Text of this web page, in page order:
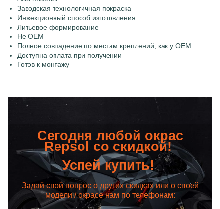
Заводская технологичная покраска
Инжекционный способ изготовления
Литьевое формирование
Не OEM
Полное совпадение по местам креплений, как у OEM
Доступна оплата при получении
Готов к монтажу
Сегодня любой окрас
Repsol со скидкой!
Успей купить!
Задай свой вопрос о других скидках или о своей
модели / окрасе нам по телефонам: